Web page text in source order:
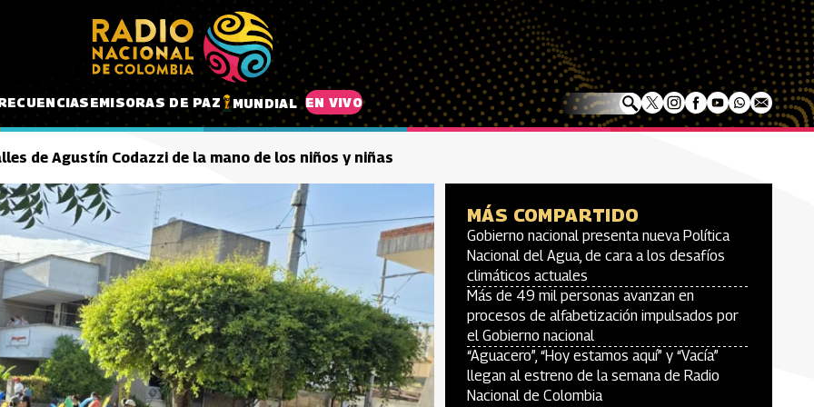
EMISORAS DE PAZ MUNDIAL EN VIVO
de Agustín Codazzi de la mano de los niños y niñas
MÁS COMPARTIDO
Gobierno nacional presenta nueva Política
Nacional del Agua, de cara a los desafíos
climáticos actuales
Más de 49 mil personas avanzan en
procesos de alfabetización impulsados por
el Gobierno nacional
“Aguacero”, “Hoy estamos aquí” y “Vacía”
llegan al estreno de la semana de Radio
Nacional de Colombia